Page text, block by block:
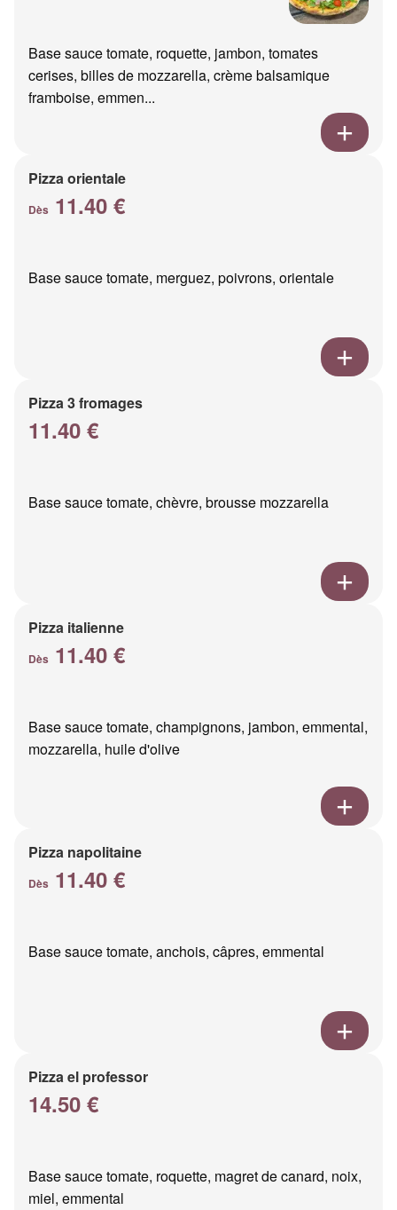
Base sauce tomate, roquette, jambon, tomates
cerises, billes de mozzarella, crème balsamique
framboise, emmen...
Pizza orientale
Dès 11.40 €
Base sauce tomate, merguez, poivrons, orientale
Pizza 3 fromages
11.40 €
Base sauce tomate, chèvre, brousse mozzarella
Pizza italienne
Dès 11.40 €
Base sauce tomate, champignons, jambon, emmental,
mozzarella, huile d'olive
Pizza napolitaine
Dès 11.40 €
Base sauce tomate, anchois, câpres, emmental
Pizza el professor
14.50 €
Base sauce tomate, roquette, magret de canard, noix,
miel, emmental